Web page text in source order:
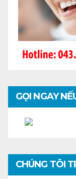
GỌI NGAY
CHÚNG TÔI